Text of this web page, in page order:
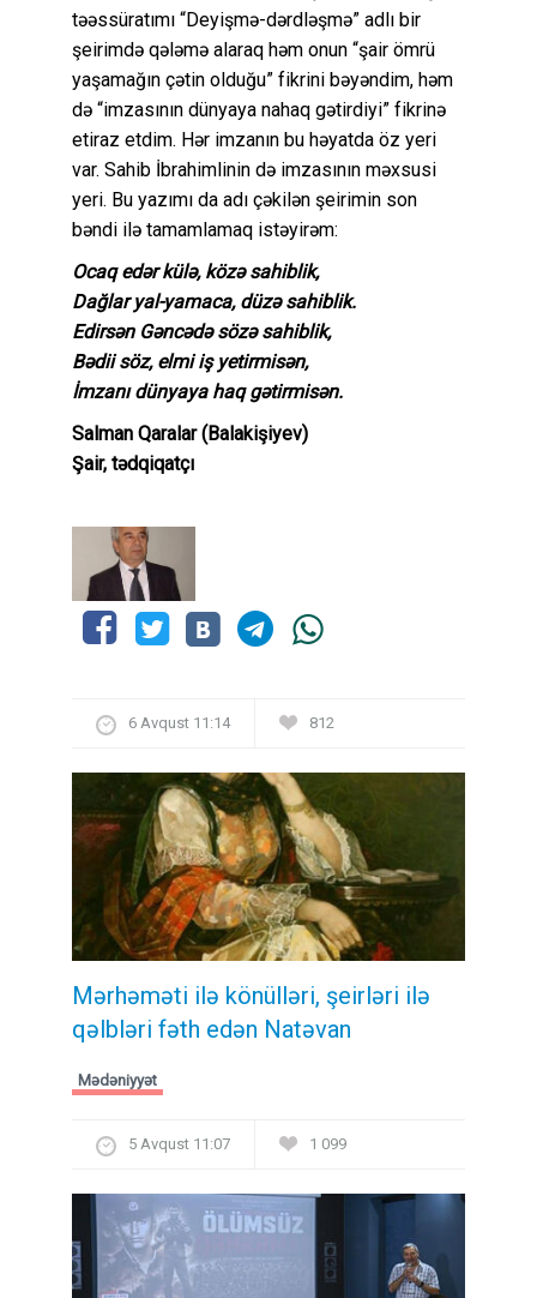
təəssüratımı “Deyişmə-dərdləşmə” adlı bir
şeirimdə qələmə alaraq həm onun “şair ömrü
yaşamağın çətin olduğu” fikrini bəyəndim, həm
də “imzasının dünyaya nahaq gətirdiyi” fikrinə
etiraz etdim. Hər imzanın bu həyatda öz yeri
var. Sahib İbrahimlinin də imzasının məxsusi
yeri. Bu yazımı da adı çəkilən şeirimin son
bəndi ilə tamamlamaq istəyirəm:
Ocaq edər külə, közə sahiblik,
Dağlar yal-yamaca, düzə sahiblik.
Edirsən Gəncədə sözə sahiblik,
Bədii söz, elmi iş yetirmisən,
İmzanı dünyaya haq gətirmisən.
Salman Qaralar (Balakişiyev)
Şair, tədqiqatçı
6 Avqust 11:14 812
Mərhəməti ilə könülləri, şeirləri ilə
qəlbləri fəth edən Natəvan
Mədəniyyət
5 Avqust 11:07 1 099